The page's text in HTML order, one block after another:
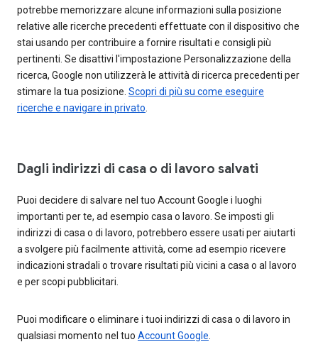
potrebbe memorizzare alcune informazioni sulla posizione
relative alle ricerche precedenti effettuate con il dispositivo che
stai usando per contribuire a fornire risultati e consigli più
pertinenti. Se disattivi l'impostazione Personalizzazione della
ricerca, Google non utilizzerà le attività di ricerca precedenti per
stimare la tua posizione. Scopri di più su come eseguire
ricerche e navigare in privato
Dagli indirizzi di casa o di lavoro salvati
Puoi decidere di salvare nel tuo Account Google i luoghi
importanti per te, ad esempio casa o lavoro. Se imposti gli
indirizzi di casa o di lavoro, potrebbero essere usati per aiutarti
a svolgere più facilmente attività, come ad esempio ricevere
indicazioni stradali o trovare risultati più vicini a casa o al lavoro
e per scopi pubblicitari.
Puoi modificare o eliminare i tuoi indirizzi di casa o di lavoro in
qualsiasi momento nel tuo Account Google